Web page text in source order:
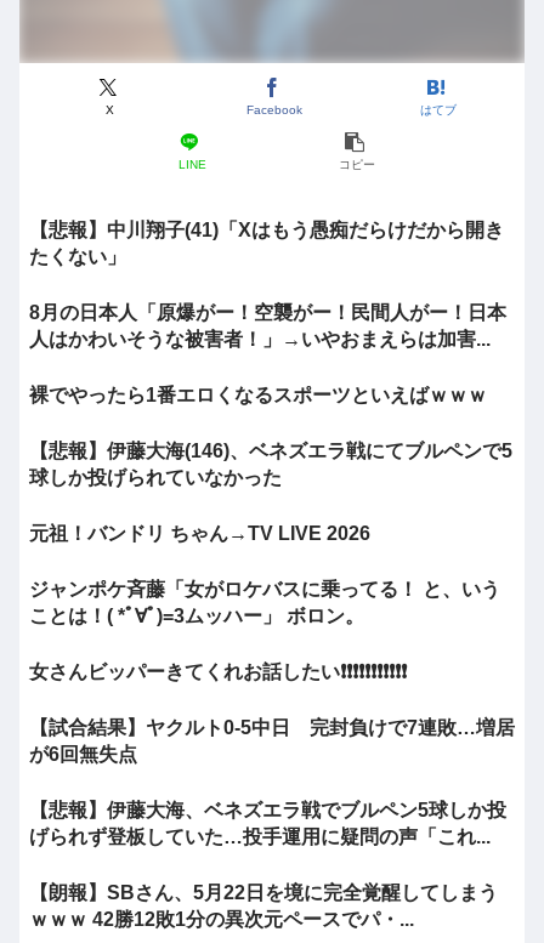
X Facebook はてブ
LINE コピー
【悲報】中川翔子(41)「Xはもう愚痴だらけだから開き
たくない」
8月の日本人「原爆がー！空襲がー！民間人がー！日本
人はかわいそうな被害者！」→いやおまえらは加害...
裸でやったら1番エロくなるスポーツといえばｗｗｗ
【悲報】伊藤大海(146)、ベネズエラ戦にてブルペンで5
球しか投げられていなかった
元祖！バンドリ ちゃん→TV LIVE 2026
ジャンポケ斉藤「女がロケバスに乗ってる！ と、いう
ことは！( *ﾟ∀ﾟ)=3ムッハー」 ボロン。
女さんビッパーきてくれお話したい❗❗❗❗❗❗❗❗❗❗❗
【試合結果】ヤクルト0-5中日 完封負けで7連敗…増居
が6回無失点
【悲報】伊藤大海、ベネズエラ戦でブルペン5球しか投
げられず登板していた…投手運用に疑問の声「これ...
【朗報】SBさん、5月22日を境に完全覚醒してしまう
ｗｗｗ 42勝12敗1分の異次元ペースでパ・...